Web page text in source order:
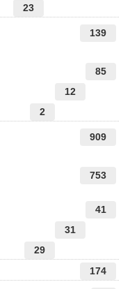
23
139
85
12
2
909
753
41
31
29
174